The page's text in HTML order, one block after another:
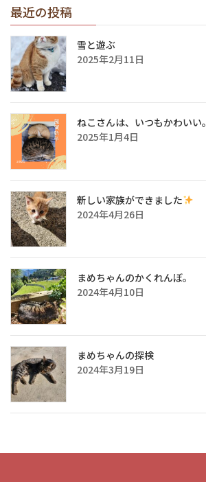
最近の投稿
雪と遊ぶ
2025年2月11日
ねこさんは、いつもかわいい。
2025年1月4日
新しい家族ができました
2024年4月26日
まめちゃんのかくれんぼ。
2024年4月10日
まめちゃんの探検
2024年3月19日